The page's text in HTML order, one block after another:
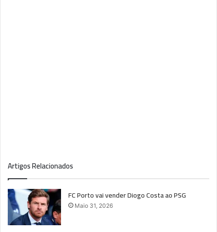
Artigos Relacionados
FC Porto vai vender Diogo Costa ao PSG
Maio 31, 2026